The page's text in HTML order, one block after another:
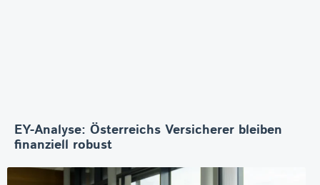
EY-Analyse: Österreichs Versicherer bleiben
finanziell robust